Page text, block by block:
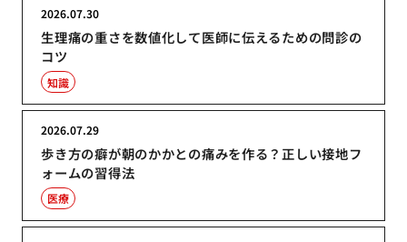
生理痛の重さを数値化して医師に伝えるための問診の
コツ
2026.07.30
知識
歩き方の癖が朝のかかとの痛みを作る？正しい接地フ
ォームの習得法
2026.07.29
医療